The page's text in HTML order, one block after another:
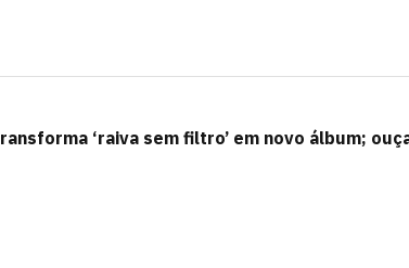
‘raiva sem filtro’ em novo álbum; ouça